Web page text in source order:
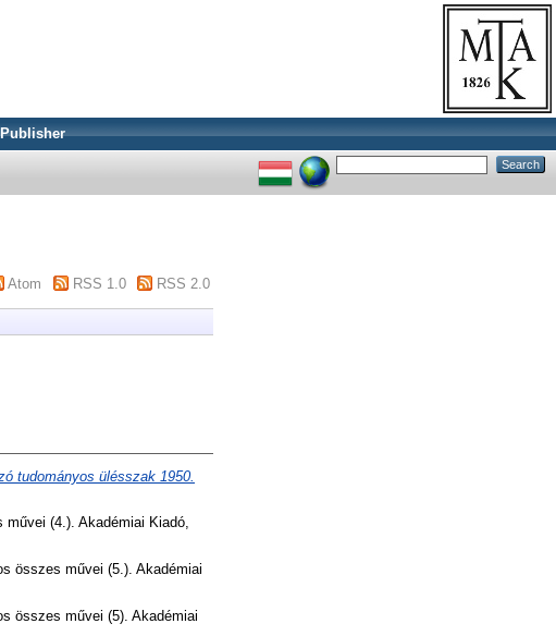
Atom RSS 1.0 RSS 2.0
tudományos ülésszak 1950.
művei (4.). Akadémiai Kiadó,
összes művei (5.). Akadémiai
összes művei (5). Akadémiai